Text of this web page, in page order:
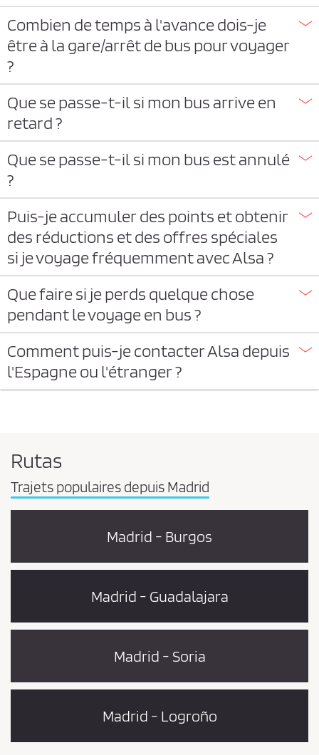
Combien de temps à l'avance dois-je
être à la gare/arrêt de bus pour voyager
?
Que se passe-t-il si mon bus arrive en
retard ?
Que se passe-t-il si mon bus est annulé
?
Puis-je accumuler des points et obtenir
des réductions et des offres spéciales
si je voyage fréquemment avec Alsa ?
Que faire si je perds quelque chose
pendant le voyage en bus ?
Comment puis-je contacter Alsa depuis
l'Espagne ou l'étranger ?
Rutas
Trajets populaires depuis Madrid
Madrid - Burgos
Madrid - Guadalajara
Madrid - Soria
Madrid - Logroño